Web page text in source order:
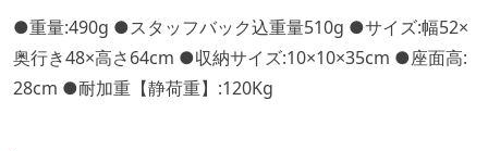
●重量:490g ●スタッフバック込重量510g ●サイズ:幅52×
奥行き48×高さ64cm ●収納サイズ:10×10×35cm ●座面高:
28cm ●耐加重【静荷重】:120Kg